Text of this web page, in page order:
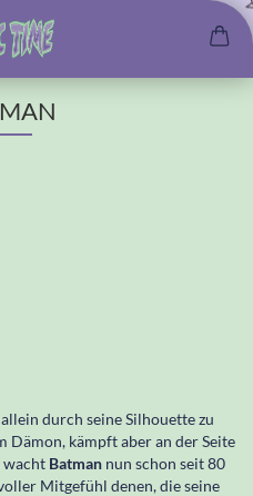
durch seine Silhouette zu
Dämon, kämpft aber an der Seite
wacht Batman nun schon seit 80
Mitgefühl denen, die seine